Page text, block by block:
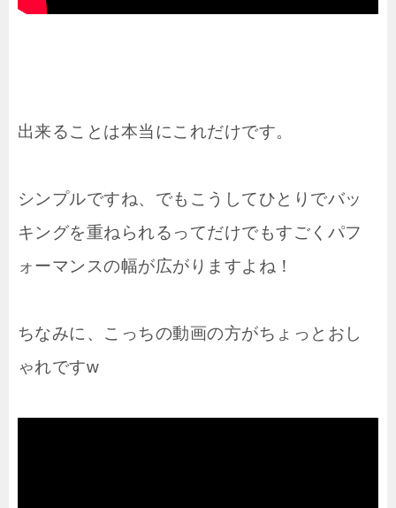
出来ることは本当にこれだけです。
シンプルですね、でもこうしてひとりでバッ
キングを重ねられるってだけでもすごくパフ
ォーマンスの幅が広がりますよね！
ちなみに、こっちの動画の方がちょっとおし
ゃれですw